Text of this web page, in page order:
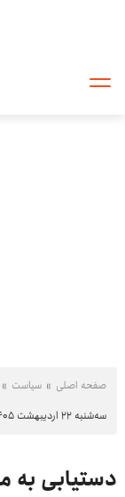
صفحه اصلی سیاست
سه‌شنبه ۲۲ اردیبهشت ۱۴۰۵ - ۱۶:۴۳
دستیابی به